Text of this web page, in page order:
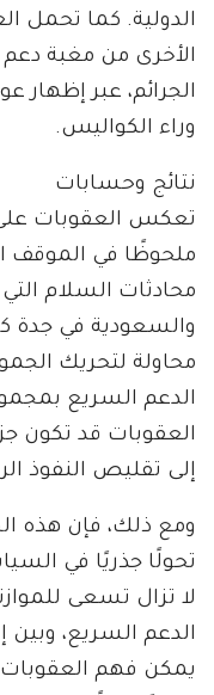
الدولية. كما تحمل
الأخرى من مغبة دعم
الجرائم، عبر
وراء الكواليس.
نتائج وحسابات
تعكس العقوبات على
ملحوظًا في الموقف
محادثات السلام
والسعودية في جدة
محاولة لتحريك
الدعم السريع
العقوبات قد تكون
إلى تقليص النفوذ
ومع ذلك، فإن هذه
تحولًا جذريًا في
لا تزال تسعى
الدعم السريع،
يمكن فهم